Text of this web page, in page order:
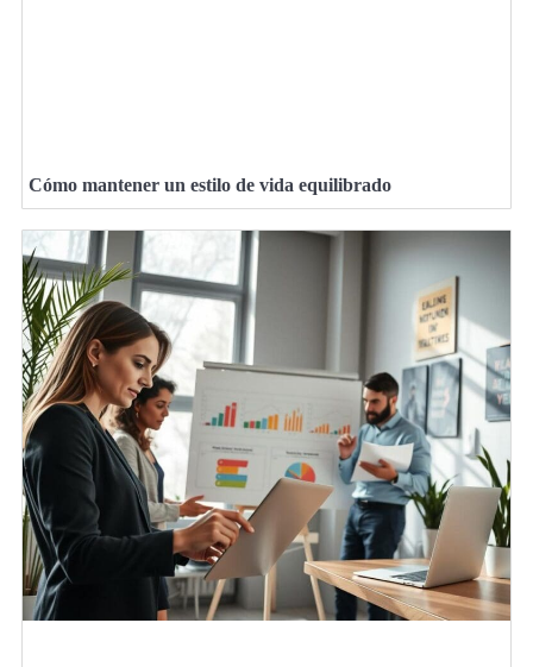
Cómo mantener un estilo de vida equilibrado